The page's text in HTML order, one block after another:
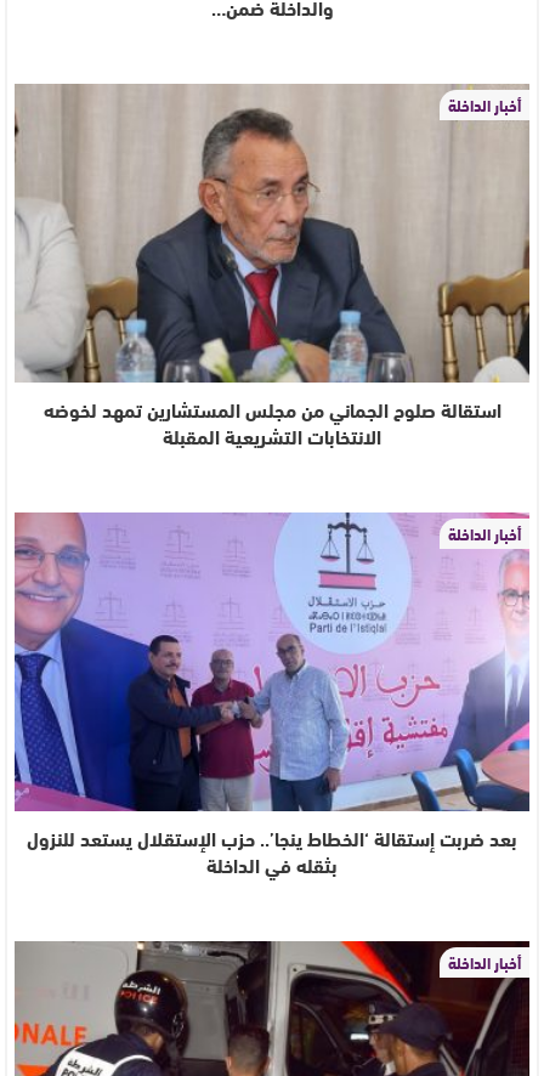
والداخلة ضمن…
أخبار الداخلة
استقالة صلوح الجماني من مجلس المستشارين تمهد لخوضه
الانتخابات التشريعية المقبلة
أخبار الداخلة
بعد ضربت إستقالة ‘الخطاط ينجا’.. حزب الإستقلال يستعد للنزول
بثقله في الداخلة
أخبار الداخلة